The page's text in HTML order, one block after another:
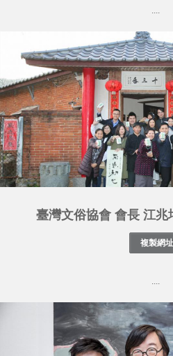
....
臺灣文俗協會 會長 江兆
....